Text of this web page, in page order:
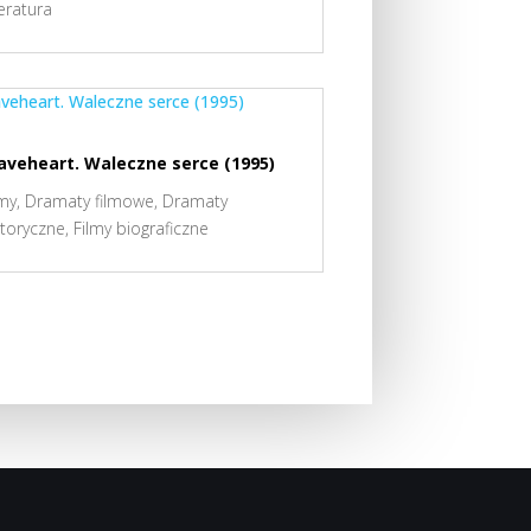
Waleczne serce (1995)
, Dramaty filmowe, Dramaty
, Filmy biograficzne